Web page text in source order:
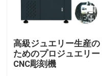
VRショー
私たちについて
工場見学
高級ジュエリー生産の
ためのプロジュエリー
CNC彫刻機